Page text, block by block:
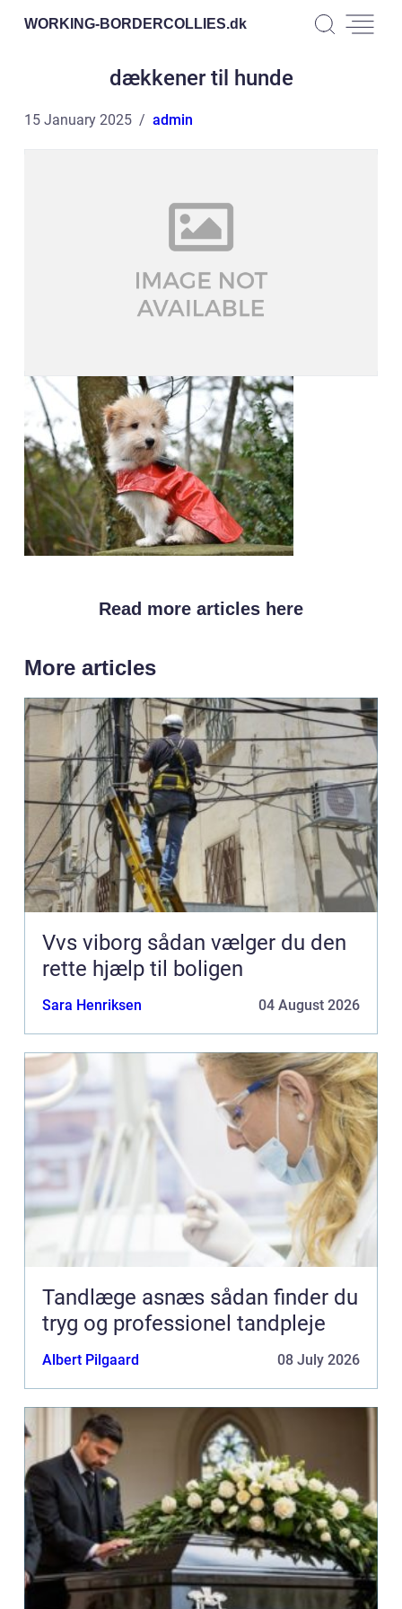
WORKING-BORDERCOLLIES.dk
dækkener til hunde
15 January 2025 admin
Read more articles here
More articles
Vvs viborg sådan vælger du den
rette hjælp til boligen
Sara Henriksen 04 August 2026
Tandlæge asnæs sådan finder du
tryg og professionel tandpleje
Albert Pilgaard 08 July 2026